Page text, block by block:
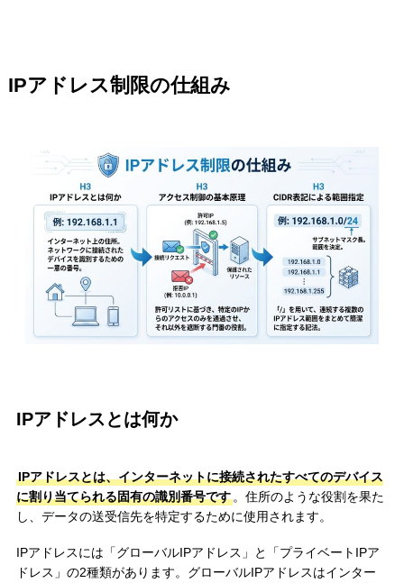
IPアドレス制限の仕組み
IPアドレスとは何か
IPアドレスとは、インターネットに接続されたすべてのデバイス
に割り当てられる固有の識別番号です。住所のような役割を果た
し、データの送受信先を特定するために使用されます。
IPアドレスには「グローバルIPアドレス」と「プライベートIPア
ドレス」の2種類があります。グローバルIPアドレスはインター